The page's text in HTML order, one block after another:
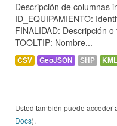
Descripción de columnas
ID_EQUIPAMIENTO:
FINALIDAD: Descripción
TOOLTIP: Nombre...
CSV GeoJSON SHP KML
Usted también puede acceder
Docs).